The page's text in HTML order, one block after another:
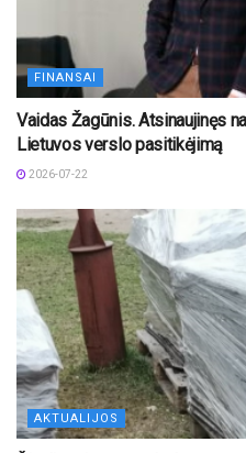
FINANSAI
Vaidas Žagūnis. Atsinaujinęs
Lietuvos verslo pasitikėjimą
2026-07-22
AKTUALIJOS